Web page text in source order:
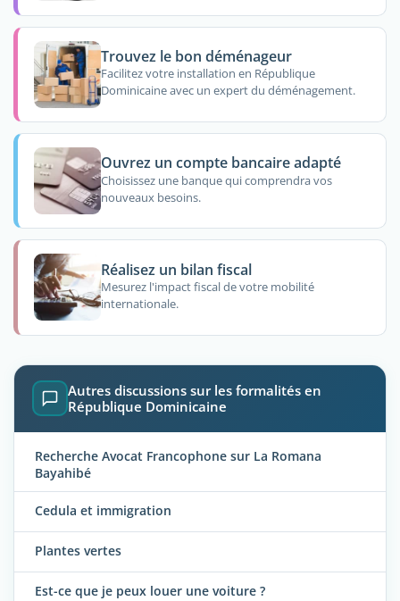
Trouvez le bon déménageur
Facilitez votre installation en République
Dominicaine avec un expert du déménagement.
Ouvrez un compte bancaire adapté
Choisissez une banque qui comprendra vos
nouveaux besoins.
Réalisez un bilan fiscal
Mesurez l'impact fiscal de votre mobilité
internationale.
Autres discussions sur les formalités en
République Dominicaine
Recherche Avocat Francophone sur La Romana
Bayahibé
Cedula et immigration
Plantes vertes
Est-ce que je peux louer une voiture ?